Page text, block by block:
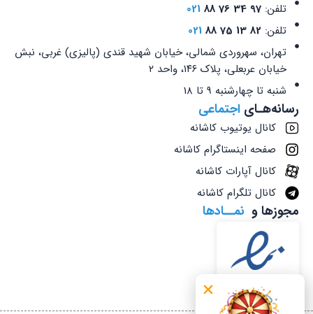
تلفن:97 34 76 88
021
تلفن: 82 13 75 88
021
تهران، سهروردی شمالی، خیابان شهید قندی (پالیزی) غربی، نبش
خیابان عربعلی، پلاک ۱۴۶، واحد ۲
شنبه تا چهارشنبه 9 تا 18
رسانه‌هـای اجتماعی
کانال یوتیوب کاشانه
صفحه اینستاگرام کاشانه
کانال آپارات کاشانه
کانال تلگرام کاشانه
مجوزها و نمــادها